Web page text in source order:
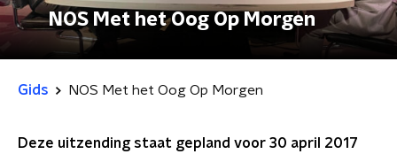
NOS Met het Oog Op Morgen
Gids NOS Met het Oog Op Morgen
Deze uitzending staat gepland voor 30 april 2017